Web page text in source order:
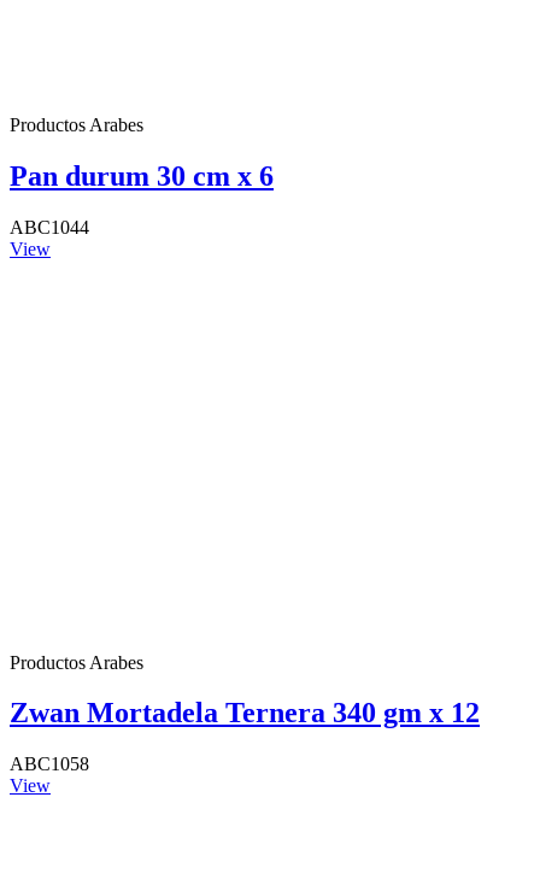
Productos Arabes
Pan durum 30 cm x 6
ABC1044
View
Productos Arabes
Zwan Mortadela Ternera 340 gm x 12
ABC1058
View